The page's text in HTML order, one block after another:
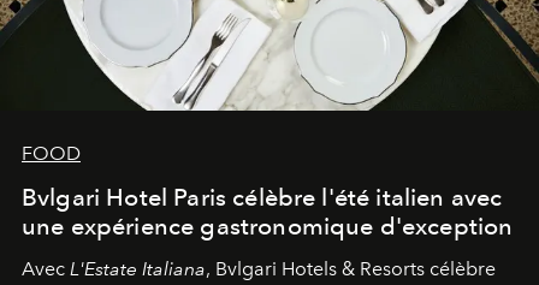
FOOD
Bvlgari Hotel Paris célèbre l'été italien avec
une expérience gastronomique d'exception
Avec L'Estate Italiana, Bvlgari Hotels & Resorts célèbre